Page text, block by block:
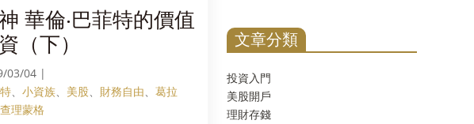
華倫‧巴菲特的價值
（下）
03/04 |
、小資族、 美股、 財務自由、葛拉
查理蒙格
文章分類
投資入門
美股開戶
理財存錢